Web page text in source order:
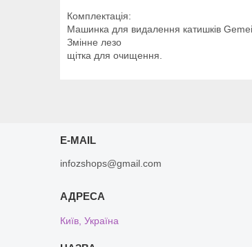
Комплектація:
Машинка для видалення катишків
Змінне лезо
щітка для очищення.
E-MAIL
infozshops@gmail.com
Київ, Україна